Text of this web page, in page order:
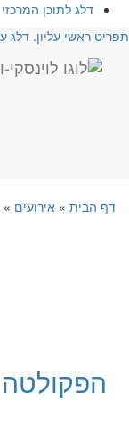
דלג לתוכן המרכזי
ראשי עליון. דלג
דף הבית» אירועים»
הפקולטה